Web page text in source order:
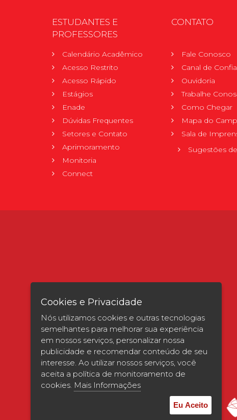
ESTUDANTES E
PROFESSORES
Calendário Acadêmico
Acesso Restrito
Acesso Rápido
Estágios
Enade
Dúvidas Frequentes
Setores e Contato
Aprimoramento
Monitoria
Connect
CONTATO
Fale Conosco
Canal de
Ouvidoria
Trabalhe
Como Chegar
Mapa do
Sala de
Sugestões
Verificada por
Cookies e Privacidade
Nós utilizamos cookies e outras tecnologias
semelhantes para melhorar sua experiência
em nossos serviços, personalizar nossa
publicidade e recomendar conteúdo de seu
interesse. Ao utilizar nossos serviços, você
aceita a política de monitoramento de
cookies. Mais Informações
Eu Aceito